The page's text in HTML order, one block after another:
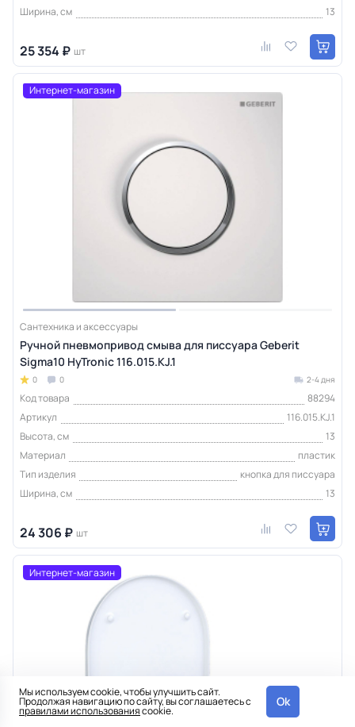
Ширина, см
13
25 354 ₽ шт
Интернет-магазин
Сантехника и аксессуары
Ручной пневмопривод смыва для писсуара Geberit
Sigma10 HyTroniс 116.015.KJ.1
0 0 2-4 дня
Код товара
88294
Артикул
116.015.KJ.1
Высота, см
13
Материал
пластик
Тип изделия
кнопка для писсуара
Ширина, см
13
24 306 ₽ шт
Интернет-магазин
Мы используем cookie, чтобы улучшить сайт.
Продолжая навигацию по сайту, вы соглашаетесь с
правилами использованияcookie.
Ok